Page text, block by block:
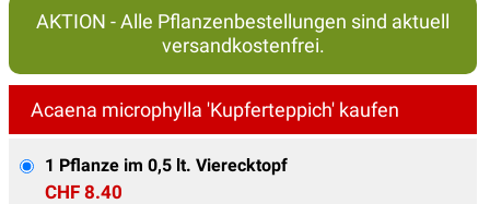
AKTION - Alle Pflanzenbestellungen sind aktuell
versandkostenfrei.
Acaena microphylla 'Kupferteppich' kaufen
1 Pflanze im 0,5 lt. Vierecktopf
CHF 8.40